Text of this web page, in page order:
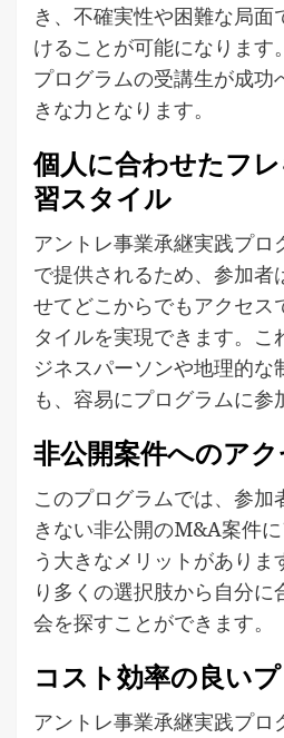
き、不確実性や困難な局面
けることが可能になります
プログラムの受講生が成功
きな力となります。
個人に合わせたフ
習スタイル
アントレ事業承継実践プロ
で提供されるため、参加者
せてどこからでもアクセス
タイルを実現できます。こ
ジネスパーソンや地理的な
も、容易にプログラムに参
非公開案件へのア
このプログラムでは、参加
きない非公開のM&A案件
う大きなメリットがありま
り多くの選択肢から自分に
会を探すことができます。
コスト効率の良い
アントレ事業承継実践プロ